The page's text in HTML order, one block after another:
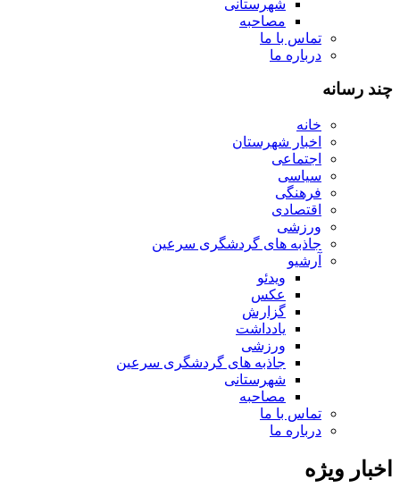
شهرستانی
مصاحبه
تماس با ما
درباره ما
چند رسانه
خانه
اخبار شهرستان
اجتماعی
سیاسی
فرهنگی
اقتصادی
ورزشی
جاذبه های گردشگری سرعین
آرشیو
ویدئو
عکس
گزارش
یادداشت
ورزشی
جاذبه های گردشگری سرعین
شهرستانی
مصاحبه
تماس با ما
درباره ما
اخبار ویژه